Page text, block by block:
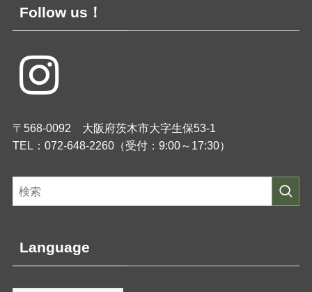
Follow us！
〒568-0092 大阪府茨木市大字生保53-1
TEL：072-648-2260（受付：9:00～17:30）
Language